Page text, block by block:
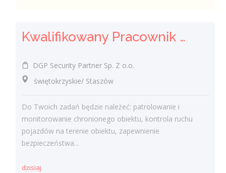
Kwalifikowany Pracownik / Kwalifikowana Pracowniczka Ochrony
DGP Security Partner Sp. Z o.o.
świętokrzyskie/ Staszów
Do Twoich zadań będzie należeć: patrolowanie i
monitorowanie chronionego obiektu, kontrola ruchu
pojazdów na terenie obiektu, zapewnienie
bezpieczeństwa...
dzisiaj